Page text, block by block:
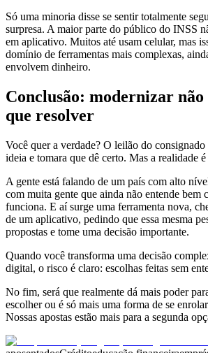
Só uma minoria disse se sentir totalmente
surpresa. A maior parte do público do INSS
em aplicativo. Muitos até usam celular, mas
domínio de ferramentas mais complexas,
envolvem dinheiro.
Conclusão: modernizar não
que resolver
Você quer a verdade? O leilão do consignado
ideia e tomara que dê certo. Mas a realidade
A gente está falando de um país com alto
com muita gente que ainda não entende bem
funciona. E aí surge uma ferramenta nova,
de um aplicativo, pedindo que essa mesma
propostas e tome uma decisão importante.
Quando você transforma uma decisão
digital, o risco é claro: escolhas feitas sem
No fim, será que realmente dá mais poder
escolher ou é só mais uma forma de se
Nossas apostas estão mais para a segunda